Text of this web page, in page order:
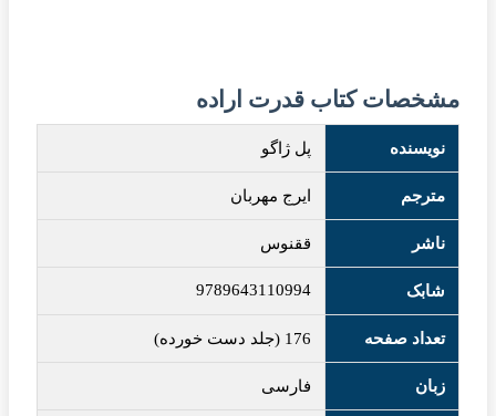
مشخصات کتاب قدرت اراده
نویسنده پل ژاگو
مترجم ایرج مهربان
ناشر ققنوس
شابک 9789643110994
تعداد صفحه 176 (جلد دست خورده)
زبان فارسی